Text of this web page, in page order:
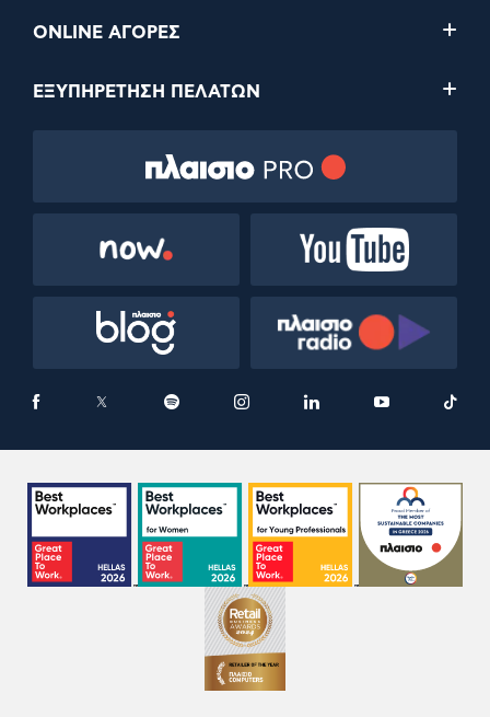
ONLINE ΑΓΟΡΕΣ
ΕΞΥΠΗΡΕΤΗΣΗ ΠΕΛΑΤΩΝ